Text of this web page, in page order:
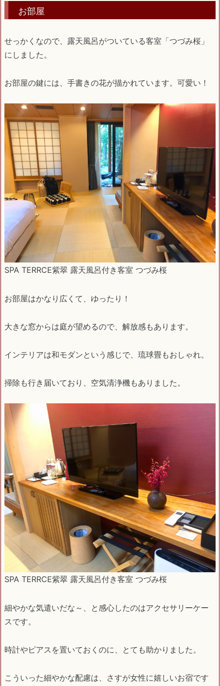
お部屋
せっかくなので、露天風呂がついている客室「つづみ桜」
にしました。
お部屋の鍵には、手書きの花が描かれています。可愛い！
SPA TERRCE紫翠 露天風呂付き客室 つづみ桜
お部屋はかなり広くて、ゆったり！
大きな窓からは庭が望めるので、解放感もあります。
インテリアは和モダンという感じで、琉球畳もおしゃれ。
掃除も行き届いており、空気清浄機もありました。
SPA TERRCE紫翠 露天風呂付き客室 つづみ桜
細やかな気遣いだな～、と感心したのはアクセサリーケー
スです。
時計やピアスを置いておくのに、とても助かりました。
こういった細やかな配慮は、さすが女性に嬉しいお宿です